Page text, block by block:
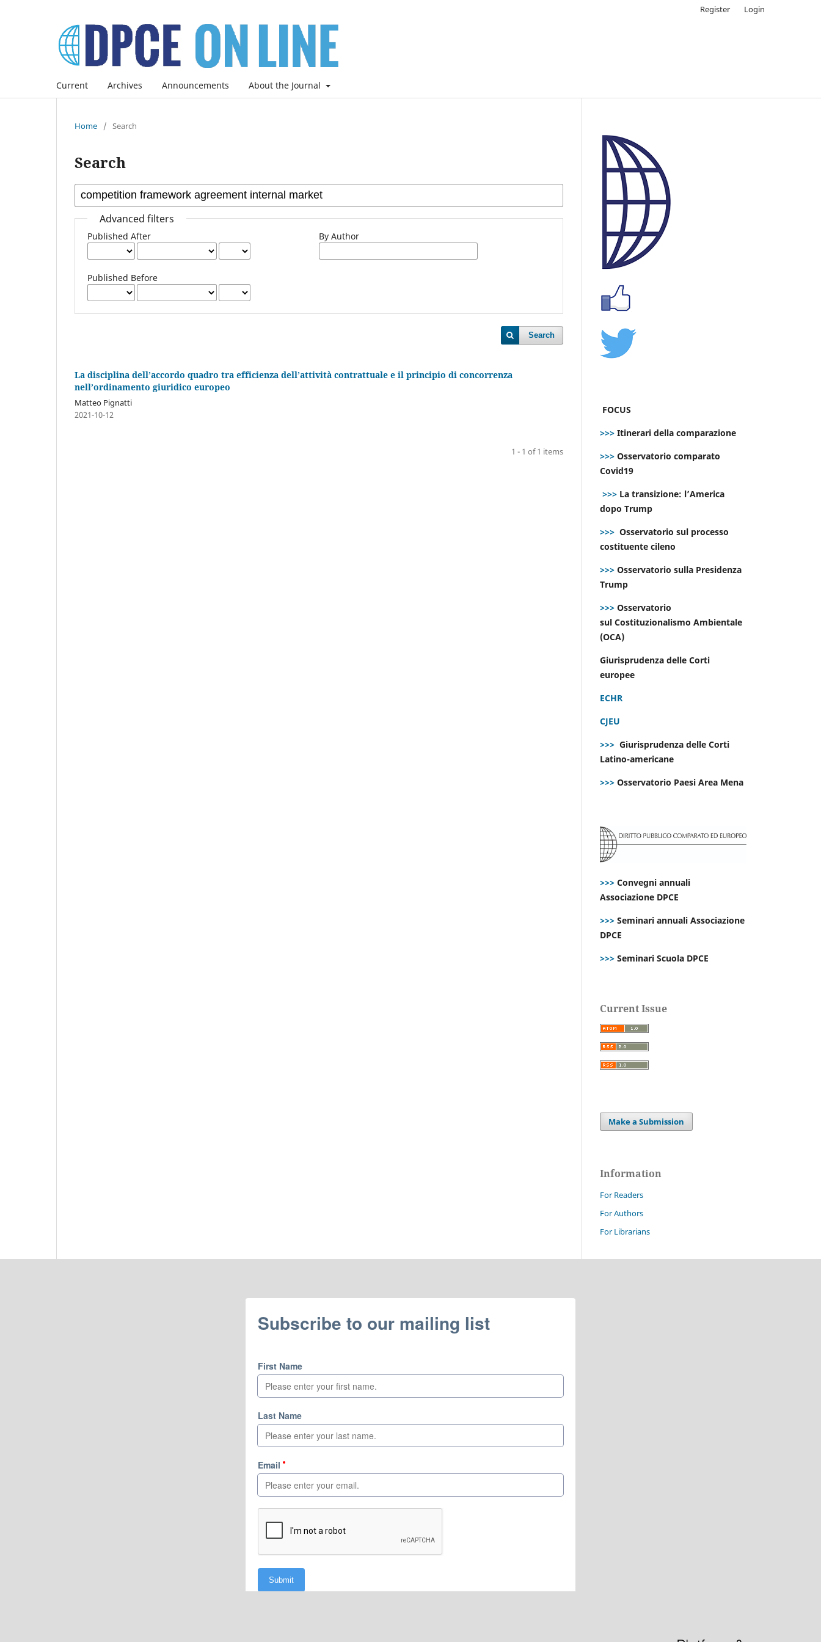
Current Archives Announcements About the Journal
Register Login
Home / Search
Search
Advanced filters
Published After
Published Before
By Author
Search
La disciplina dell’accordo quadro tra efficienza dell’attività contrattuale e il principio di concorrenza
nell’ordinamento giuridico europeo
Matteo Pignatti
2021-10-12
1 - 1 of 1 items
FOCUS
>>> Itinerari della comparazione
>>> Osservatorio comparato
Covid19
>>> La transizione: l’America
dopo Trump
>>> Osservatorio sul processo
costituente cileno
>>> Osservatorio sulla Presidenza
Trump
>>> Osservatorio
sul Costituzionalismo Ambientale
(OCA)
Giurisprudenza delle Corti
europee
ECHR
CJEU
>>> Giurisprudenza delle Corti
Latino-americane
>>> Osservatorio Paesi Area Mena
>>> Convegni annuali
Associazione DPCE
>>> Seminari annuali Associazione
DPCE
>>> Seminari Scuola DPCE
Current Issue
Make a Submission
Information
For Readers
For Authors
For Librarians